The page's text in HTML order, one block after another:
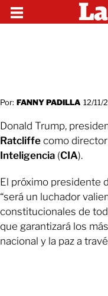
Por: FANNY PADILLA 12/11/
Donald Trump,
Ratcliffe como
Inteligencia (CIA).
El próximo presidente
“será un luchador
constitucionales de
que garantizará los
nacional y la paz a